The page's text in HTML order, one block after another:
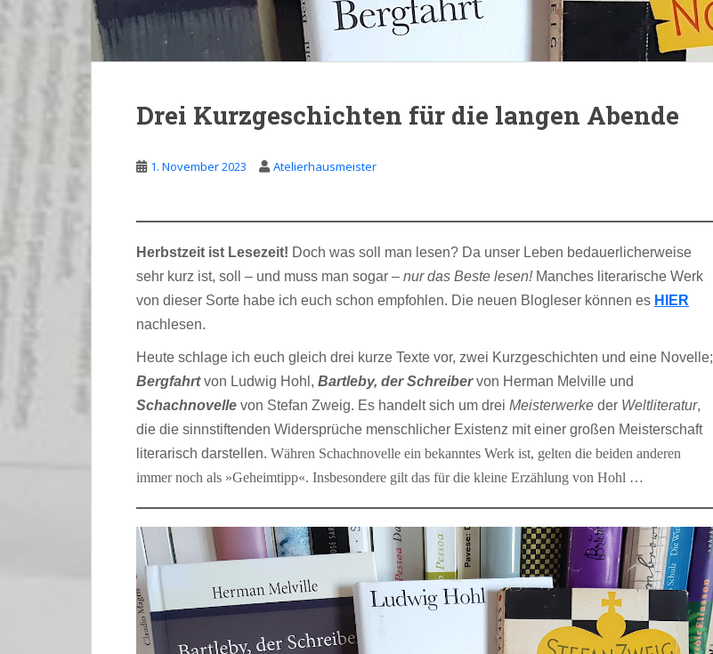
Drei Kurzgeschichten für die langen Abende
1. November 2023 Atelierhausmeister
Herbstzeit ist Lesezeit! Doch was soll man lesen? Da unser Leben bedauerlicherweise
sehr kurz ist, soll – und muss man sogar – nur das Beste lesen!Manches literarische Werk
von dieser Sorte habe ich euch schon empfohlen. Die neuen Blogleser können es HIER
nachlesen.
Heute schlage ich euch gleich drei kurze Texte vor, zwei Kurzgeschichten und eine Novelle;
Bergfahrtvon Ludwig Hohl, Bartleby, der Schreibervon Herman Melville und
Schachnovelle von Stefan Zweig. Es handelt sich um drei Meisterwerke der Weltliteratur,
die die sinnstiftenden Widersprüche menschlicher Existenz mit einer großen Meisterschaft
literarisch darstellen. Währen Schachnovelle ein bekanntes Werk ist, gelten die beiden anderen
immer noch als »Geheimtipp«. Insbesondere gilt das für die kleine Erzählung von Hohl …